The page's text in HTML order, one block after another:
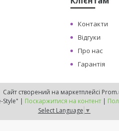
Контакти
Відгуки
Про нас
Гарантія
Сайт створений на маркетплейсі
Магазин одягу "Free-Style" | Поскаржитися на контент |
Select Language ▼